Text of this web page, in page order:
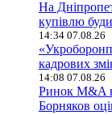
На
купівлю
14:34 07.08.26
кадрових
14:08 07.08.26
Ринок M&A
Борняков